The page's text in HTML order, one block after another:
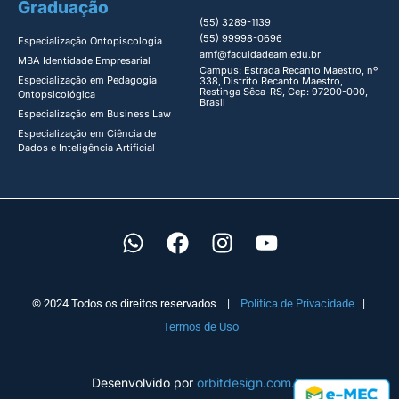
Graduação
Especialização Ontopiscologia ​
MBA Identidade Empresarial​
Especialização em Pedagogia
Ontopsicológica​
Especialização em Business Law
Especialização em Ciência de
Dados e Inteligência Artificial
(55) 3289-1139
(55) 99998-0696
amf@faculdadeam.edu.br
Campus: Estrada Recanto Maestro, nº
338, Distrito Recanto Maestro,
Restinga Sêca-RS, Cep: 97200-000,
Brasil
© 2024 Todos os direitos reservados | Política de Privacidade|
Termos de Uso
Desenvolvido por orbitdesign.com.br